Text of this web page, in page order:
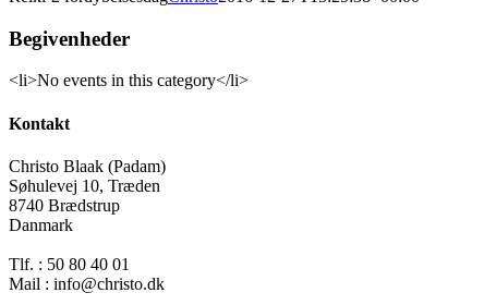
Begivenheder
<li>No events in this category</li>
Kontakt
Christo Blaak (Padam)
Søhulevej 10, Træden
8740 Brædstrup
Danmark
Tlf. : 50 80 40 01
Mail : info@christo.dk